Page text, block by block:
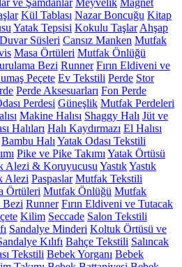
ve Şamdanlar Meyvelik Magnet
Kül Tablası Nazar Boncuğu Kitap
Yatak Tepsisi Kokulu Taşlar Ahşap
Duvar Süsleri Cansız Manken Mutfak
Masa Örtüleri Mutfak Önlüğü
Bezi Runner Fırın Eldiveni ve
Peçete Ev Tekstili Perde Stor
Perde Aksesuarları Fon Perde
Perdesi Güneşlik Mutfak Perdeleri
Makine Halısı Shaggy Halı Jüt ve
Halıları Halı Kaydırmazı El Halısı
Bambu Halı Yatak Odası Tekstili
Pike ve Pike Takımı Yatak Örtüsü
Alezi & Koruyucusu YastıkYastık
Alezi Paspaslar Mutfak Tekstili
Örtüleri Mutfak Önlüğü Mutfak
Bezi Runner Fırın Eldiveni ve Tutacak
Kilim Seccade Salon Tekstili
Sandalye Minderi Koltuk Örtüsü ve
Kılıfı Bahçe Tekstili Salıncak
Tekstili Bebek Yorganı Bebek